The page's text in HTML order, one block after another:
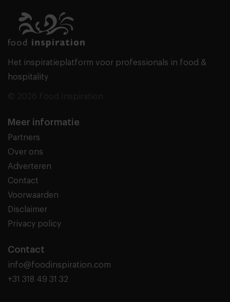
Het inspiratieplatform voor professionals in food &
hospitality
Meer informatie
Partners
Over ons
Adverteren
Contact
Voorwaarden
Disclaimer
Privacy policy
Contact
info@foodinspiration.com
+31 318 49 31 32